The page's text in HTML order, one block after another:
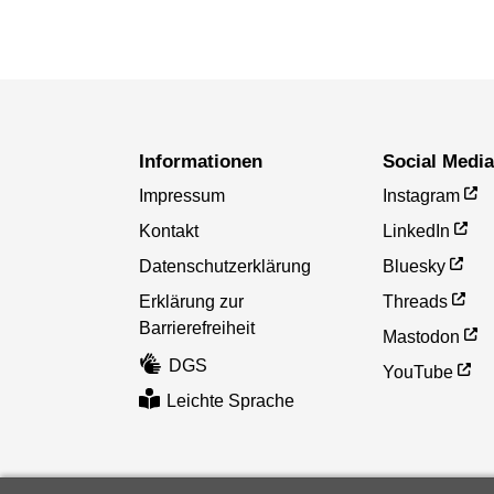
Informationen
Impressum
Kontakt
Datenschutzerklärung
Erklärung zur
Barrierefreiheit
DGS
Leichte Sprache
Social Media
Instagram
LinkedIn
Bluesky
Threads
Mastodon
YouTube